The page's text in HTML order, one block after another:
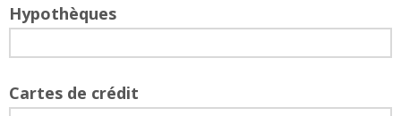
Hypothèques
Cartes de crédit